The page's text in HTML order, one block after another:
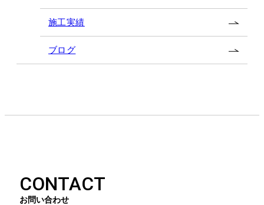
施工実績
ブログ
CONTACT
お問い合わせ